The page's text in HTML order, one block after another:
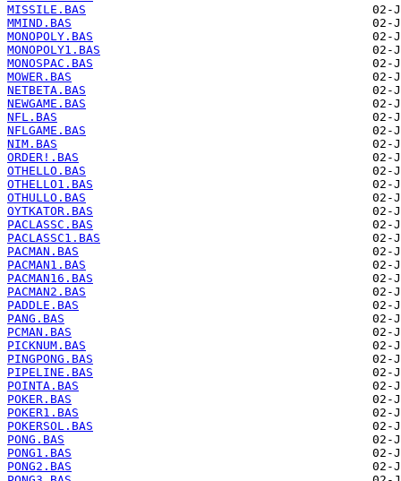
MISSILE.BAS
MMIND.BAS
MONOPOLY.BAS
MONOPOLY1.BAS
MONOSPAC.BAS
MOWER.BAS
NETBETA.BAS
NEWGAME.BAS
NFL.BAS
NFLGAME.BAS
NIM.BAS
ORDER!.BAS
OTHELLO.BAS
OTHELLO1.BAS
OTHULLO.BAS
OYTKATOR.BAS
PACLASSC.BAS
PACLASSC1.BAS
PACMAN.BAS
PACMAN1.BAS
PACMAN16.BAS
PACMAN2.BAS
PADDLE.BAS
PANG.BAS
PCMAN.BAS
PICKNUM.BAS
PINGPONG.BAS
PIPELINE.BAS
POINTA.BAS
POKER.BAS
POKER1.BAS
POKERSOL.BAS
PONG.BAS
PONG1.BAS
PONG2.BAS